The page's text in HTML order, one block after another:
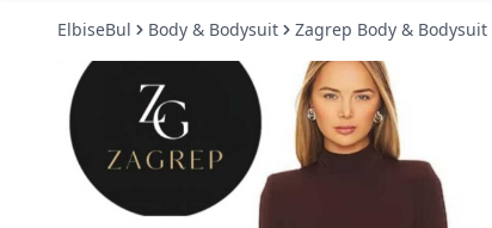
ElbiseBul Body & Bodysuit Zagrep Body & Bodysuit